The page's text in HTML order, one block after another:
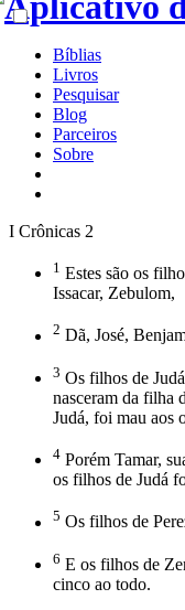
Bíblias
Livros
Pesquisar
Blog
Parceiros
Sobre
I Crônicas 2
1 Estes são os
Issacar, Zebulom,
2 Dã, José,
3 Os filhos de
nasceram da filha
Judá, foi mau aos
4 Porém Tamar,
os filhos de Judá
5 Os filhos de
6 E os filhos de
cinco ao todo.